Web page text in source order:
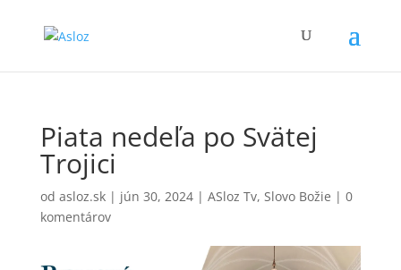
Piata nedeľa po Svätej
Trojici
od asloz.sk| jún 30, 2024| ASloz Tv, Slovo Božie | 0
komentárov